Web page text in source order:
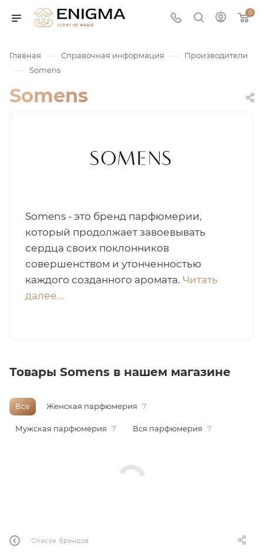
0
/ Нишевая
сертификат
Главная — Справочная информация — Производители
— Somens
Somens
Somens - это бренд парфюмерии,
который продолжает завоевывать
сердца своих поклонников
совершенством и утонченностью
каждого созданного аромата. Читать
далее...
Товары Somens в нашем магазине
Все Женская парфюмерия 7
Мужская парфюмерия 7 Вся парфюмерия 7
Список брендов